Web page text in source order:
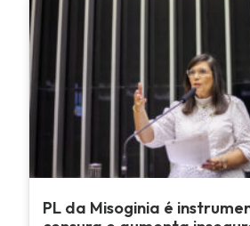
PL da Misoginia é